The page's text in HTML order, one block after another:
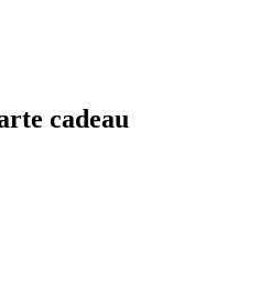
cadeau